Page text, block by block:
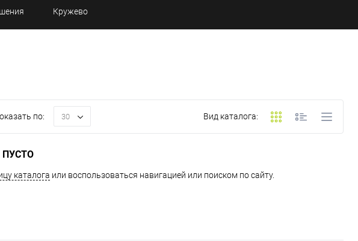
Кружево
по: 30 Вид каталога:
ПУСТО
каталога или воспользоваться навигацией или поиском по сайту.